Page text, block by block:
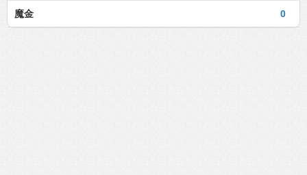
0
魔金